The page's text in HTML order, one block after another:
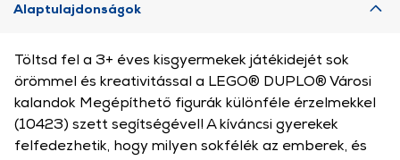
Alaptulajdonságok
Töltsd fel a 3+ éves kisgyermekek játékidejét sok
örömmel és kreativitással a LEGO® DUPLO® Városi
kalandok Megépíthető figurák különféle érzelmekkel
(10423) szett segítségével! A kíváncsi gyerekek
felfedezhetik, hogy milyen sokfélék az emberek, és